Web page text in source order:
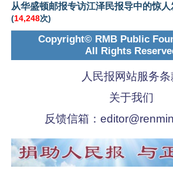
从华盛顿邮报专访江泽民报导中的惊
(14,248次)
Copyright© RMB Public
All Rights
人民报网站服务条
关于我们
反馈信箱：